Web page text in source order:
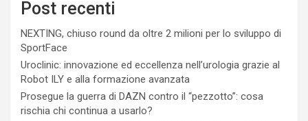
Post recenti
NEXTING, chiuso round da oltre 2 milioni per lo sviluppo di
SportFace
Uroclinic: innovazione ed eccellenza nell’urologia grazie al
Robot ILY e alla formazione avanzata
Prosegue la guerra di DAZN contro il “pezzotto”: cosa
rischia chi continua a usarlo?